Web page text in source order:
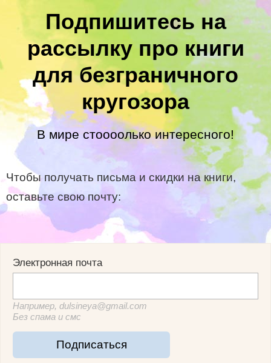
Подпишитесь на
рассылку про книги
для безграничного
кругозора
В мире стоооолько интересного!
Чтобы получать письма и скидки на книги,
оставьте свою почту:
Электронная почта
Например, dulsineya@gmail.com
Без спама и смс
Подписаться